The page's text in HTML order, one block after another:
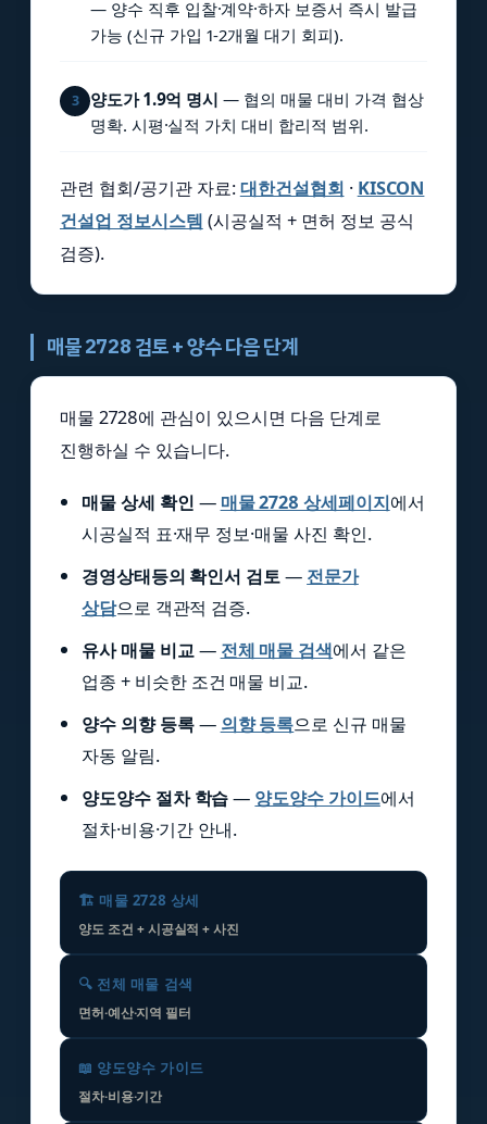
— 양수 직후 입찰·계약·하자 보증서 즉시 발급
가능 (신규 가입 1-2개월 대기 회피).
3 양도가 1.9억 명시 — 협의 매물 대비 가격 협상
명확. 시평·실적 가치 대비 합리적 범위.
관련 협회/공기관 자료:대한건설협회 · KISCON
건설업 정보시스템 (시공실적 + 면허 정보 공식
검증).
매물 2728 검토 + 양수 다음 단계
매물 2728에 관심이 있으시면 다음 단계로
진행하실 수 있습니다.
매물 상세 확인 — 매물 2728 상세페이지에서
시공실적 표·재무 정보·매물 사진 확인.
경영상태등의 확인서 검토— 전문가
상담으로 객관적 검증.
유사 매물 비교— 전체 매물 검색에서 같은
업종 + 비슷한 조건 매물 비교.
양수 의향 등록— 의향 등록으로 신규 매물
자동 알림.
양도양수 절차 학습— 양도양수 가이드에서
절차·비용·기간 안내.
🏗️ 매물 2728 상세
양도 조건 + 시공실적 + 사진
🔍 전체 매물 검색
면허·예산·지역 필터
📖 양도양수 가이드
절차·비용·기간